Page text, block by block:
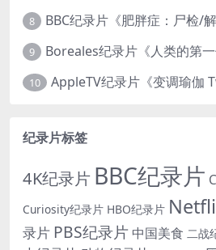
8
9
10
纪录片标签
4K纪录片 BBC纪录片
Curiosity纪录片 HBO纪录片
录片 PBS纪录片 中国美食 二战